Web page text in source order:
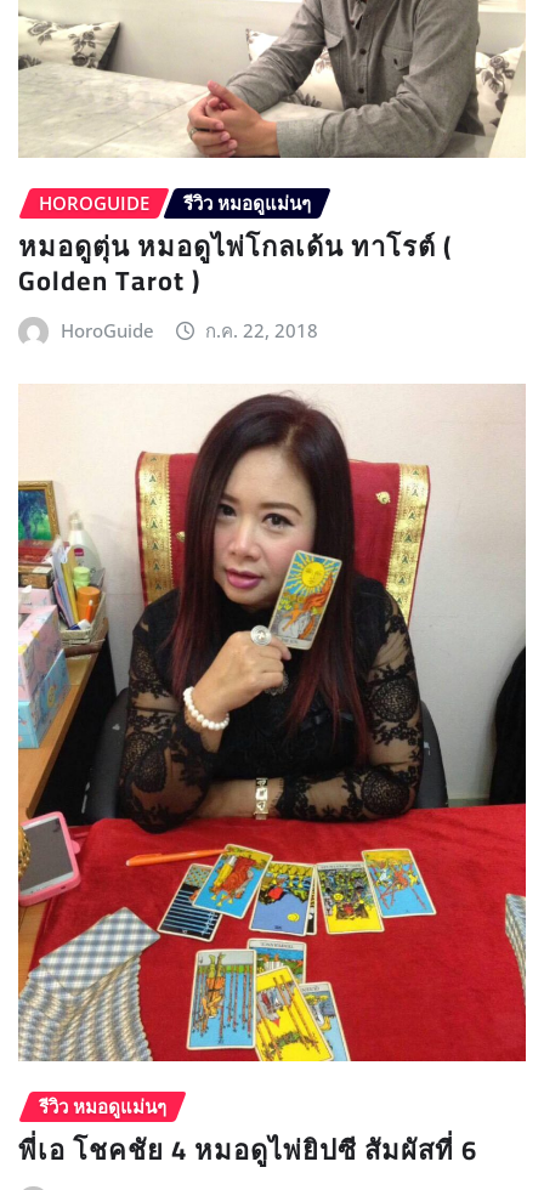
HOROGUIDE รีวิว หมอดูแม่นๆ
หมอดูตุ่น หมอดูไพ่โกลเด้น ทาโรต์ (
Golden Tarot )
HoroGuide ก.ค. 22, 2018
รีวิว หมอดูแม่นๆ
พี่เอ โชคชัย 4 หมอดูไพ่ยิปซี สัมผัสที่ 6